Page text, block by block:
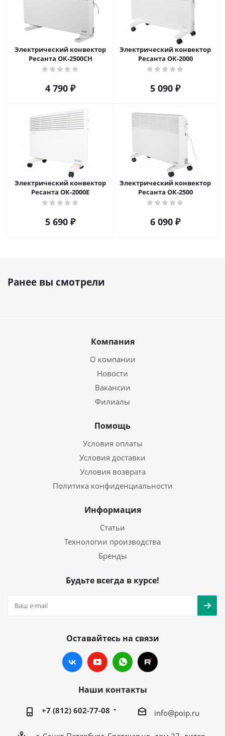
Электрический конвектор
Ресанта ОК-2500СН
4 790 ₽
Электрический конвектор
Ресанта ОК-2000
5 090 ₽
Электрический конвектор
Ресанта ОК-2000Е
5 690 ₽
Электрический конвектор
Ресанта ОК-2500
6 090 ₽
Ранее вы смотрели
Компания
О компании
Новости
Вакансии
Филиалы
Помощь
Условия оплаты
Условия доставки
Условия возврата
Политика конфиденциальности
Информация
Статьи
Технологии производства
Бренды
Будьте всегда в курсе!
Оставайтесь на связи
Наши контакты
+7 (812) 602-77-08 info@poip.ru